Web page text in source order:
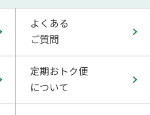
よくある
ご質問
定期おトク便
について